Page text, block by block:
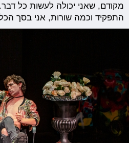
מקודם, שאני יכולה לעשות כל
התפקיד וכמה שורות, אני בסך